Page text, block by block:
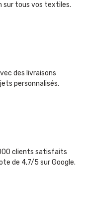
sur tous vos textiles.
des livraisons
personnalisés.
clients satisfaits
de 4,7/5 sur Google.